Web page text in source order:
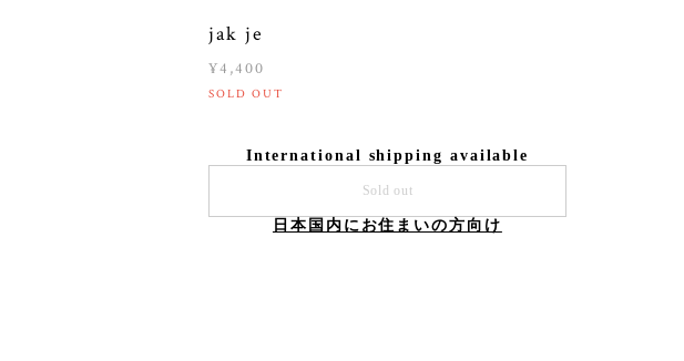
jak je
¥4,400
SOLD OUT
International shipping available
Sold out
日本国内にお住まいの方向け